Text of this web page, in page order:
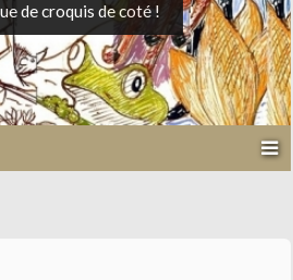
de croquis de coté !